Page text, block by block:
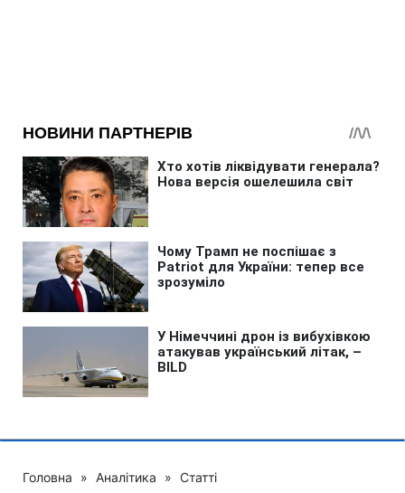
Головна » Аналітика » Статті